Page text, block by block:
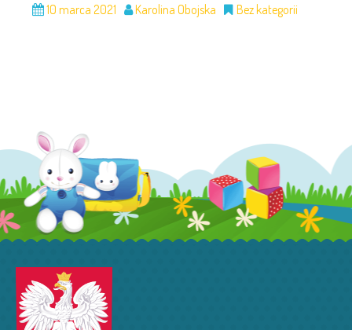
10 marca 2021 Karolina Obojska Bez kategorii